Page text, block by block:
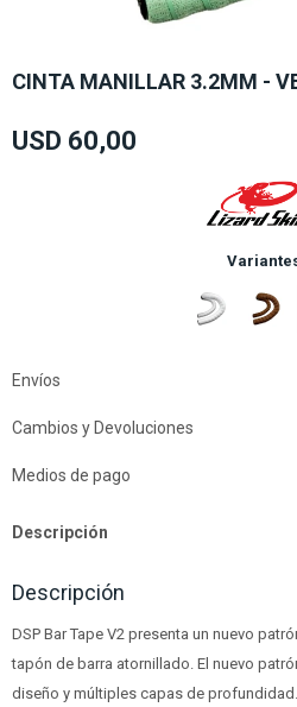
CINTA MANILLAR 3.2MM -
USD 60,00
Envíos
Cambios y Devoluciones
Medios de pago
Descripción
Descripción
DSP Bar Tape V2 presenta un nuevo
tapón de barra atornillado. El nuevo
diseño y múltiples capas de